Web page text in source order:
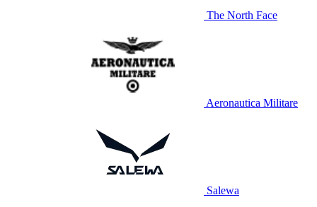
The North Face
Aeronautica Militare
Salewa